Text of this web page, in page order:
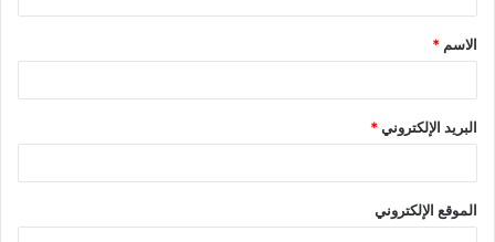
ق
*
الاسم *
البريد الإلكتروني*
الموقع الإلكتروني